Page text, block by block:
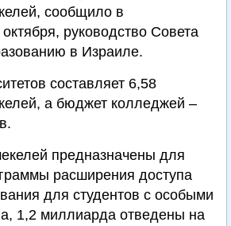
сообщило в
руководство Совета
в Израиле.
составляет 6,58
а бюджет колледжей –
предназначены для
расширения доступа
для студентов с особыми
1,2 миллиарда отведены на